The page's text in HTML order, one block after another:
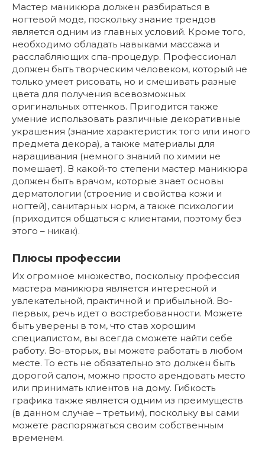
Мастер маникюра должен разбираться в
ногтевой моде, поскольку знание трендов
является одним из главных условий. Кроме того,
необходимо обладать навыками массажа и
расслабляющих спа-процедур. Профессионал
должен быть творческим человеком, который не
только умеет рисовать, но и смешивать разные
цвета для получения всевозможных
оригинальных оттенков. Пригодится также
умение использовать различные декоративные
украшения (знание характеристик того или иного
предмета декора), а также материалы для
наращивания (немного знаний по химии не
помешает). В какой-то степени мастер маникюра
должен быть врачом, которые знает основы
дерматологии (строение и свойства кожи и
ногтей), санитарных норм, а также психологии
(приходится общаться с клиентами, поэтому без
этого – никак).
Плюсы профессии
Их огромное множество, поскольку профессия
мастера маникюра является интересной и
увлекательной, практичной и прибыльной. Во-
первых, речь идет о востребованности. Можете
быть уверены в том, что став хорошим
специалистом, вы всегда сможете найти себе
работу. Во-вторых, вы можете работать в любом
месте. То есть не обязательно это должен быть
дорогой салон, можно просто арендовать место
или принимать клиентов на дому. Гибкость
графика также является одним из преимуществ
(в данном случае – третьим), поскольку вы сами
можете распоряжаться своим собственным
временем.